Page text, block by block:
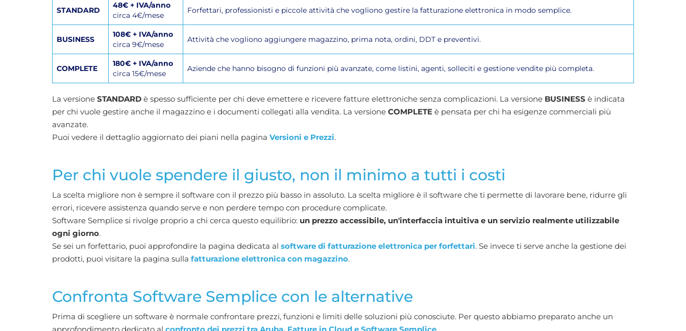
STANDARD
48€ + IVA/anno
circa 4€/mese
Forfettari, professionisti e piccole attività che vogliono gestire la fatturazione elettronica in modo semplice.
BUSINESS
108€ + IVA/anno
circa 9€/mese
Attività che vogliono aggiungere magazzino, prima nota, ordini, DDT e preventivi.
COMPLETE
180€ + IVA/anno
circa 15€/mese
Aziende che hanno bisogno di funzioni più avanzate, come listini, agenti, solleciti e gestione vendite più completa.
La versione STANDARD è spesso sufficiente per chi deve emettere e ricevere fatture elettroniche senza complicazioni. La versione BUSINESS è indicata
per chi vuole gestire anche il magazzino e i documenti collegati alla vendita. La versione COMPLETE è pensata per chi ha esigenze commerciali più
avanzate.
Puoi vedere il dettaglio aggiornato dei piani nella pagina Versioni e Prezzi.
Per chi vuole spendere il giusto, non il minimo a tutti i costi
La scelta migliore non è sempre il software con il prezzo più basso in assoluto. La scelta migliore è il software che ti permette di lavorare bene, ridurre gli
errori, ricevere assistenza quando serve e non perdere tempo con procedure complicate.
Software Semplice si rivolge proprio a chi cerca questo equilibrio: un prezzo accessibile, un'interfaccia intuitiva e un servizio realmente utilizzabile
ogni giorno.
Se sei un forfettario, puoi approfondire la pagina dedicata al software di fatturazione elettronica per forfettari. Se invece ti serve anche la gestione dei
prodotti, puoi visitare la pagina sulla fatturazione elettronica con magazzino.
Confronta Software Semplice con le alternative
Prima di scegliere un software è normale confrontare prezzi, funzioni e limiti delle soluzioni più conosciute. Per questo abbiamo preparato anche un